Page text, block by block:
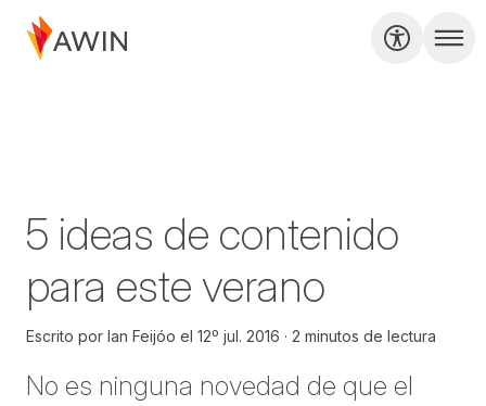
5 ideas de contenido
para este verano
Escrito por Ian Feijóo el 12º jul. 2016 2 minutos de lectura
No es ninguna novedad de que el